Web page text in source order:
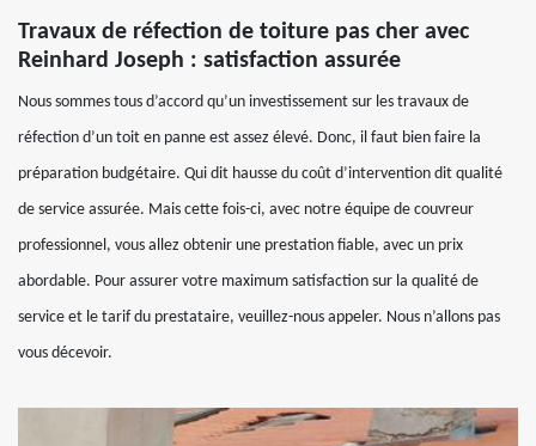
Travaux de réfection de toiture pas cher avec
Reinhard Joseph : satisfaction assurée
Nous sommes tous d’accord qu’un investissement sur les travaux de
réfection d’un toit en panne est assez élevé. Donc, il faut bien faire la
préparation budgétaire. Qui dit hausse du coût d’intervention dit qualité
de service assurée. Mais cette fois-ci, avec notre équipe de couvreur
professionnel, vous allez obtenir une prestation fiable, avec un prix
abordable. Pour assurer votre maximum satisfaction sur la qualité de
service et le tarif du prestataire, veuillez-nous appeler. Nous n’allons pas
vous décevoir.